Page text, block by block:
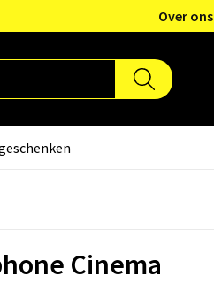
Over ons
Cinema